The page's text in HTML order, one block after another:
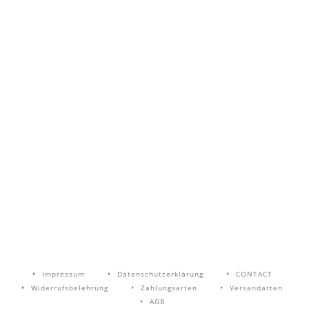
Impressum Datenschutzerklärung
CONTACT
Widerrufsbelehrung
Zahlungsarten
Versandarten
AGB